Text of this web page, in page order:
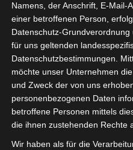
Ich wünsche
guten Start ins
Momente und vor
Jeder hat sein Päckchen
Euch für
dass Euer
Eure Ziele,
Erfüllung gehen
Namens, der Anschrift, E-Mail-
einer betroffenen Person,
Datenschutz-
für uns geltenden
Datenschutzbestimmungen.
möchte unser Unternehmen
und Zweck der von uns
personenbezogenen Daten
betroffene Personen mittels
die ihnen zustehenden Rechte
Wir haben als für die